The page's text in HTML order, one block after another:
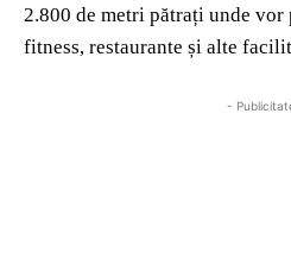
2.800 de metri pătrați unde vor
fitness, restaurante și alte
-